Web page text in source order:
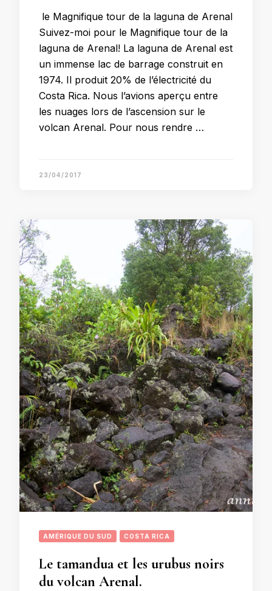
le Magnifique tour de la laguna de Arenal
Suivez-moi pour le Magnifique tour de la
laguna de Arenal! La laguna de Arenal est
un immense lac de barrage construit en
1974. Il produit 20% de l’électricité du
Costa Rica. Nous l’avions aperçu entre
les nuages lors de l’ascension sur le
volcan Arenal. Pour nous rendre …
23/04/2017
AMÉRIQUE DU SUD COSTA RICA
Le tamandua et les urubus noirs
du volcan Arenal.